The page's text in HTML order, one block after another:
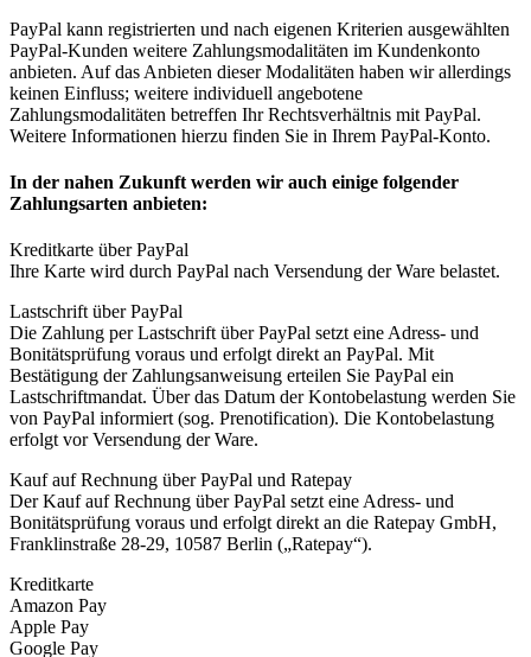
PayPal kann registrierten und nach eigenen Kriterien ausgewählten
PayPal-Kunden weitere Zahlungsmodalitäten im Kundenkonto
anbieten. Auf das Anbieten dieser Modalitäten haben wir allerdings
keinen Einfluss; weitere individuell angebotene
Zahlungsmodalitäten betreffen Ihr Rechtsverhältnis mit PayPal.
Weitere Informationen hierzu finden Sie in Ihrem PayPal-Konto.
In der nahen Zukunft werden wir auch einige folgender
Zahlungsarten anbieten:
Kreditkarte über PayPal
Ihre Karte wird durch PayPal nach Versendung der Ware belastet.
Lastschrift über PayPal
Die Zahlung per Lastschrift über PayPal setzt eine Adress- und
Bonitätsprüfung voraus und erfolgt direkt an PayPal. Mit
Bestätigung der Zahlungsanweisung erteilen Sie PayPal ein
Lastschriftmandat. Über das Datum der Kontobelastung werden Sie
von PayPal informiert (sog. Prenotification). Die Kontobelastung
erfolgt vor Versendung der Ware.
Kauf auf Rechnung über PayPal und Ratepay
Der Kauf auf Rechnung über PayPal setzt eine Adress- und
Bonitätsprüfung voraus und erfolgt direkt an die Ratepay GmbH,
Franklinstraße 28-29, 10587 Berlin („Ratepay“).
Kreditkarte
Amazon Pay
Apple Pay
Google Pay